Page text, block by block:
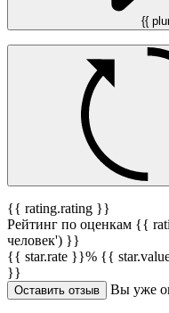
{{
{{ rating.rating }}
Рейтинг по оценкам {{
человек') }}
{{ star.rate }}% {{
}}
Оставить отзыв Вы уже